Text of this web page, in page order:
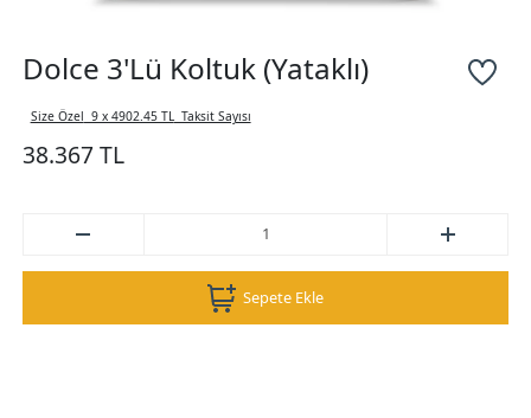
Dolce 3'Lü Koltuk (Yataklı)
Size Özel 9 x 4902.45 TLTaksit Sayısı
38.367 TL
Sepete Ekle